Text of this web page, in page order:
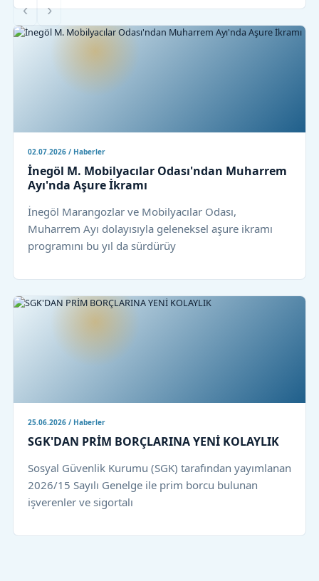
02.07.2026 / Haberler
İnegöl M. Mobilyacılar Odası'ndan Muharrem
Ayı'nda Aşure İkramı
İnegöl Marangozlar ve Mobilyacılar Odası,
Muharrem Ayı dolayısıyla geleneksel aşure ikramı
programını bu yıl da sürdürüy
25.06.2026 / Haberler
SGK'DAN PRİM BORÇLARINA YENİ KOLAYLIK
Sosyal Güvenlik Kurumu (SGK) tarafından yayımlanan
2026/15 Sayılı Genelge ile prim borcu bulunan
işverenler ve sigortalı
‹ ›